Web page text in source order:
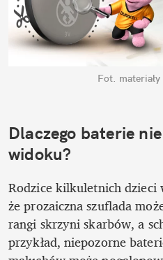
Fot.
Dlaczego baterie
widoku?
Rodzice kilkuletnich dzieci
że prozaiczna szuflada
rangi skrzyni skarbów, a
przykład, niepozorne